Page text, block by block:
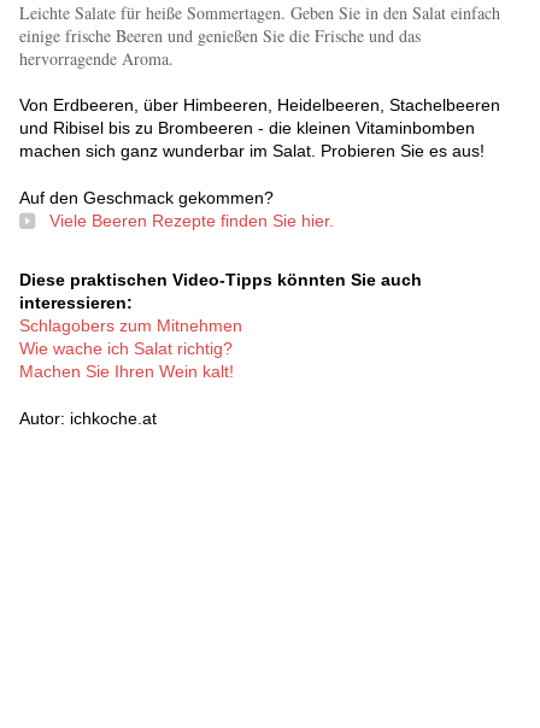
Leichte Salate für heiße Sommertagen. Geben Sie in den Salat einfach
einige frische Beeren und genießen Sie die Frische und das
hervorragende Aroma.
Von Erdbeeren, über Himbeeren, Heidelbeeren, Stachelbeeren
und Ribisel bis zu Brombeeren - die kleinen Vitaminbomben
machen sich ganz wunderbar im Salat. Probieren Sie es aus!
Auf den Geschmack gekommen?
Viele Beeren Rezepte finden Sie hier.
Diese praktischen Video-Tipps könnten Sie auch
interessieren:
Schlagobers zum Mitnehmen
Wie wache ich Salat richtig?
Machen Sie Ihren Wein kalt!
Autor: ichkoche.at